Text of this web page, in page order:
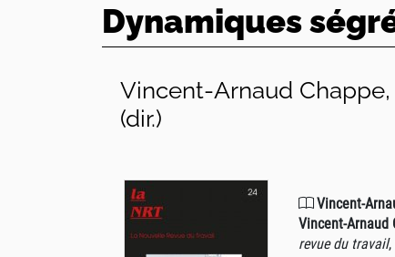
Dynamiques
Vincent-Arnaud
(dir.)
Vincent-
Vincent-Arnaud
revue du travail,